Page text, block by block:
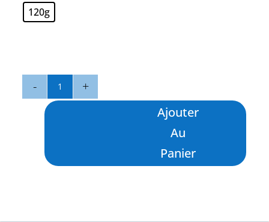
120g
The
-
Ajouter
Au
Panier